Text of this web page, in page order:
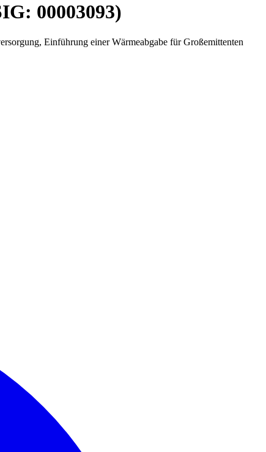
00003093)
Einführung einer Wärmeabgabe für Großemittenten